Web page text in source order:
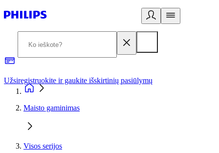
Užsiregistruokite ir gaukite išskirtinių pasiūlymų
Maisto gaminimas
Visos serijos